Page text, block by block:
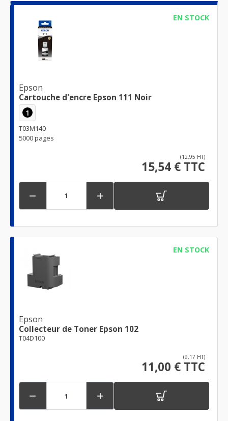
EN STOCK
Epson
Cartouche d'encre Epson 111 Noir
1
T03M140
5000 pages
(12,95 HT)
15,54 € TTC
 
EN STOCK
Epson
Collecteur de Toner Epson 102
T04D100
(9,17 HT)
11,00 € TTC
 